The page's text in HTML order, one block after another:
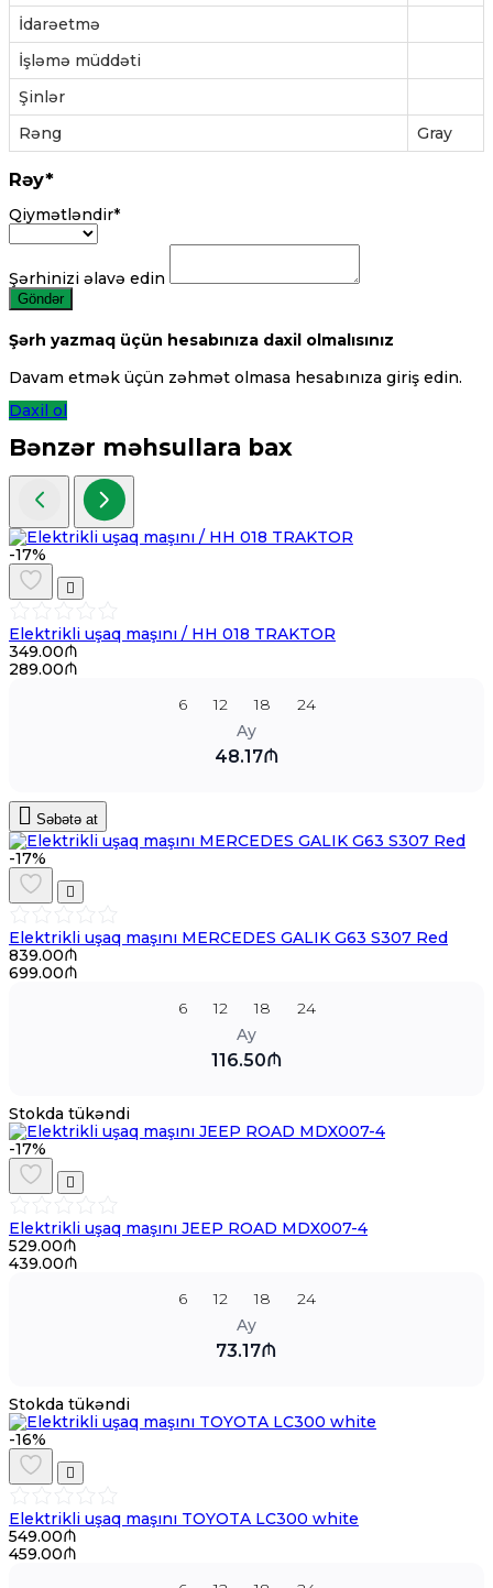
İdarəetmə
İşləmə müddəti
Şinlər
Rəng
Gray
Rəy*
Qiymətləndir*
Şərhinizi əlavə edin
Göndər
Şərh yazmaq üçün hesabınıza daxil olmalısınız
Davam etmək üçün zəhmət olmasa hesabınıza giriş edin.
Daxil ol
Bənzər məhsullara bax
-17%
Elektrikli uşaq maşını / HH 018 TRAKTOR
349.00₼
289.00₼
6
12 18
24
Ay
48.17₼
Səbətə at
-17%
Elektrikli uşaq maşını MERCEDES GALIK G63 S307 Red
839.00₼
699.00₼
6
12 18
24
Ay
116.50₼
Stokda tükəndi
-17%
Elektrikli uşaq maşını JEEP ROAD MDX007-4
529.00₼
439.00₼
6
12 18
24
Ay
73.17₼
Stokda tükəndi
-16%
Elektrikli uşaq maşını TOYOTA LC300 white
549.00₼
459.00₼